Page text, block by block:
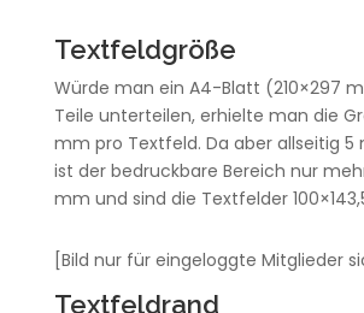
Textfeldgröße
Würde man ein A4-Blatt (210×297
Teile unterteilen, erhielte man die
mm pro Textfeld. Da aber allseitig 5
ist der bedruckbare Bereich nur
mm und sind die Textfelder
[Bild nur für eingeloggte Mitglieder
Textfeldrand